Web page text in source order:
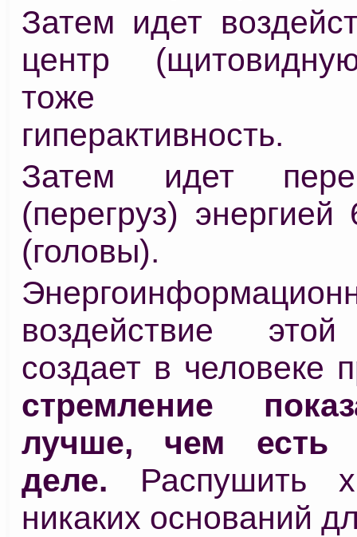
Затем идет
центр
тоже
гиперактивность.
Затем идет
(перегруз) энергией
(головы).
воздействие
создает в человеке
стремление
лучше, чем есть
деле. Распушить
никаких оснований